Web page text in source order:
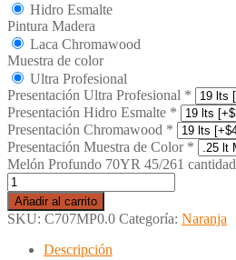
Hidro Esmalte
Pintura Madera
Laca Chromawood
Muestra de color
Ultra Profesional
Presentación Ultra Profesional *
Presentación Hidro Esmalte *
Presentación Chromawood *
Presentación Muestra de Color*
Melón Profundo 70YR 45/261 cantidad
Añadir al carrito
SKU: C707MP0.0 Categoría: Naranja
Descripción